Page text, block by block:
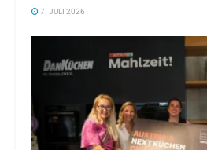
7. JULI 2026